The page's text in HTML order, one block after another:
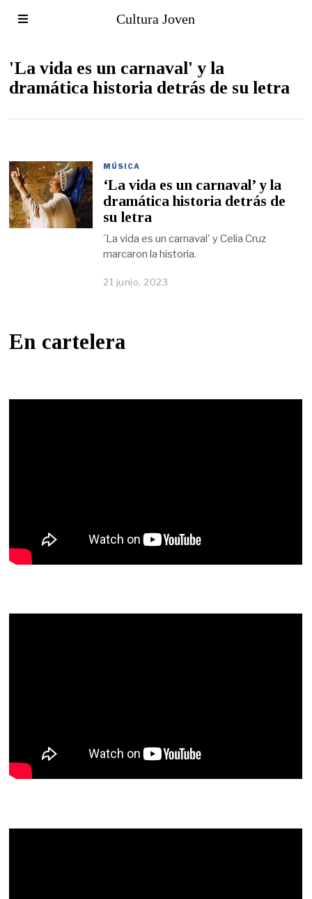
Cultura Joven
'La vida es un carnaval' y la
dramática historia detrás de su letra
MÚSICA
‘La vida es un carnaval’ y la
dramática historia detrás de
su letra
´La vida es un carnaval' y Celia Cruz
marcaron la historia.
21 junio, 2023
En cartelera